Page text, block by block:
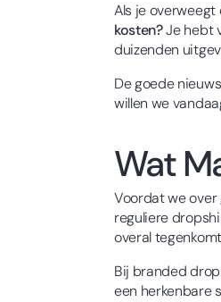
Als je
kosten?Je hebt
duizenden
De goede
willen we
Wat
Voordat we
reguliere
overal
Bij branded
een herkenbare